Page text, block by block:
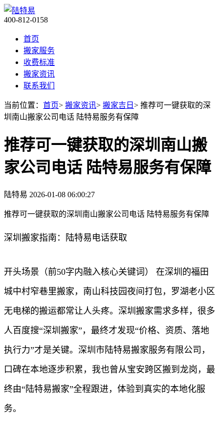
400-812-0158
首页
搬家服务
收费标准
搬家资讯
联系我们
当前位置： 首页> 搬家资讯> 搬家吉日 > 推荐可一键获取的深
圳南山搬家公司电话 陆特易服务有保障
推荐可一键获取的深圳南山搬
家公司电话 陆特易服务有保障
陆特易 2026-01-08 06:00:27
推荐可一键获取的深圳南山搬家公司电话 陆特易服务有保障
深圳搬家指南：陆特易电话获取
开头场景（前50字内融入核心关键词） 在深圳的福田
城中村窄巷里搬家，南山科技园夜间打包，罗湖老小区
无电梯的搬运都常让人头疼。深圳搬家需求多样，很多
人百度搜“深圳搬家”，最终才发现“价格、资质、落地
执行力”才是关键。深圳市陆特易搬家服务有限公司，
口碑在本地逐步积累，我也曾从宝安跨区搬到龙岗，最
终由“陆特易搬家”全程跟进，体验到真实的本地化服
务。